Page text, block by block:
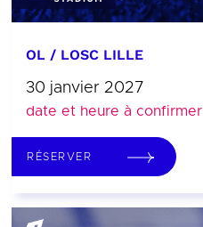
OL / LOSC LILLE
30 janvier 2027
date et heure à confirmer
RÉSERVER